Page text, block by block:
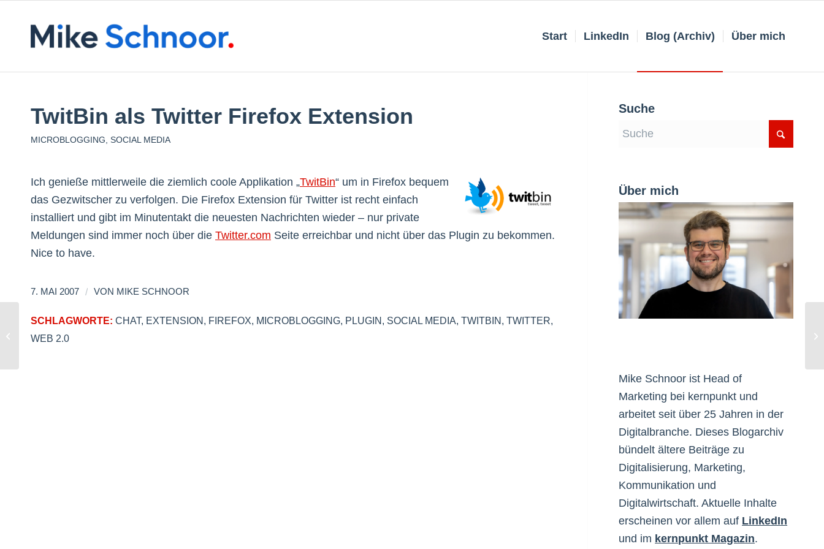
Start LinkedIn Blog (Archiv) Über mich
TwitBin als Twitter Firefox Extension
MICROBLOGGING SOCIAL MEDIA
Ich genieße mittlerweile die ziemlich coole Applikation „TwitBin“ um in Firefox bequem
das Gezwitscher zu verfolgen. Die Firefox Extension für Twitter ist recht einfach
installiert und gibt im Minutentakt die neuesten Nachrichten wieder – nur private
Meldungen sind immer noch über die Twitter.com Seite erreichbar und nicht über das Plugin zu bekommen.
Nice to have.
7. MAI 2007 / VON MIKE SCHNOOR
SCHLAGWORTE: CHAT, EXTENSION FIREFOX MICROBLOGGING PLUGIN SOCIAL MEDIA TWITBIN TWITTER
WEB 2.0
Suche
Über mich
Mike Schnoor ist Head of
Marketing bei kernpunkt und
arbeitet seit über 25 Jahren in der
Digitalbranche. Dieses Blogarchiv
bündelt ältere Beiträge zu
Digitalisierung, Marketing,
Kommunikation und
Digitalwirtschaft. Aktuelle Inhalte
erscheinen vor allem auf LinkedIn
und im kernpunkt Magazin.
Feeds